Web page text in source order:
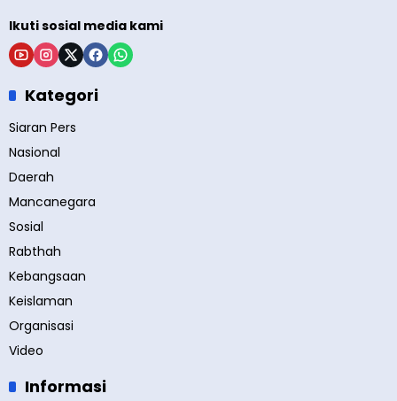
Ikuti sosial media kami
Kategori
Siaran Pers
Nasional
Daerah
Mancanegara
Sosial
Rabthah
Kebangsaan
Keislaman
Organisasi
Video
Informasi